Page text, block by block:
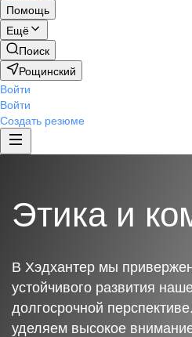
Помощь
Ещё
Поиск
Рощинский
Войти
Войти
Создать резюме
Этика и
В Хэдхантер мы
устойчивого развития
долгосрочной
уделяем высокое